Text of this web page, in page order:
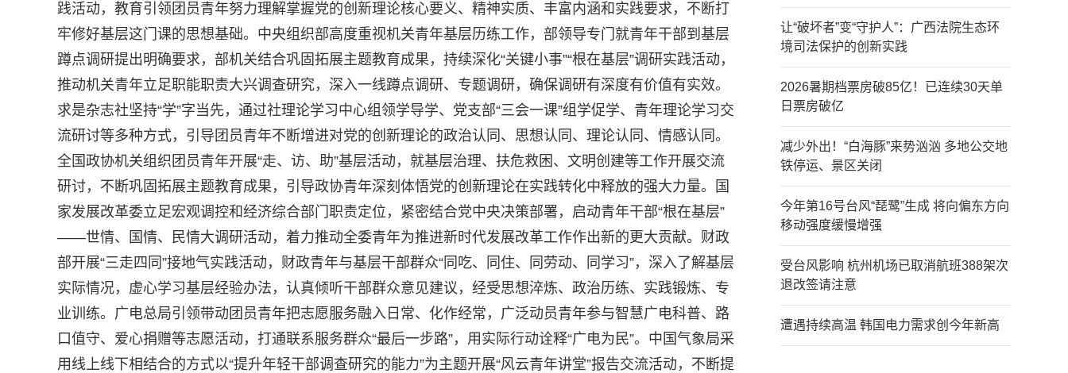
践活动，教育引领团员青年努力理解掌握党的创新理论核心要义、精神实质、丰富内涵和实践要求，不断打
牢修好基层这门课的思想基础。中央组织部高度重视机关青年基层历练工作，部领导专门就青年干部到基层
蹲点调研提出明确要求，部机关结合巩固拓展主题教育成果，持续深化“关键小事”“根在基层”调研实践活动，
推动机关青年立足职能职责大兴调查研究，深入一线蹲点调研、专题调研，确保调研有深度有价值有实效。
求是杂志社坚持“学”字当先，通过社理论学习中心组领学导学、党支部“三会一课”组学促学、青年理论学习交
流研讨等多种方式，引导团员青年不断增进对党的创新理论的政治认同、思想认同、理论认同、情感认同。
全国政协机关组织团员青年开展“走、访、助”基层活动，就基层治理、扶危救困、文明创建等工作开展交流
研讨，不断巩固拓展主题教育成果，引导政协青年深刻体悟党的创新理论在实践转化中释放的强大力量。国
家发展改革委立足宏观调控和经济综合部门职责定位，紧密结合党中央决策部署，启动青年干部“根在基层”
——世情、国情、民情大调研活动，着力推动全委青年为推进新时代发展改革工作作出新的更大贡献。财政
部开展“三走四同”接地气实践活动，财政青年与基层干部群众“同吃、同住、同劳动、同学习”，深入了解基层
实际情况，虚心学习基层经验办法，认真倾听干部群众意见建议，经受思想淬炼、政治历练、实践锻炼、专
业训练。广电总局引领带动团员青年把志愿服务融入日常、化作经常，广泛动员青年参与智慧广电科普、路
口值守、爱心捐赠等志愿活动，打通联系服务群众“最后一步路”，用实际行动诠释“广电为民”。中国气象局采
用线上线下相结合的方式以“提升年轻干部调查研究的能力”为主题开展“风云青年讲堂”报告交流活动，不断提
让“破坏者”变“守护人”：广西法院生态环
境司法保护的创新实践
2026暑期档票房破85亿！已连续30天单
日票房破亿
减少外出！“白海豚”来势汹汹 多地公交地
铁停运、景区关闭
今年第16号台风“琵鹭”生成 将向偏东方向
移动强度缓慢增强
受台风影响 杭州机场已取消航班388架次
退改签请注意
遭遇持续高温 韩国电力需求创今年新高